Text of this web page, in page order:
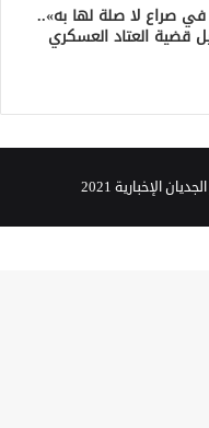
في صراع لا صلة لها به»..
قضية العتاد العسكري
الإخبارية 2021